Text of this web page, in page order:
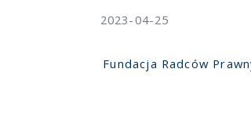
2023-04-25
Fundacja Radców